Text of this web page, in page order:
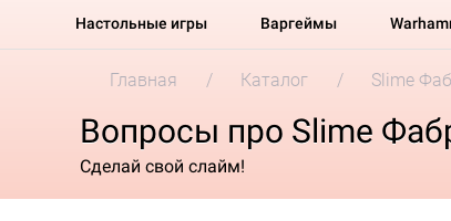
Настольные игры Варгеймы
Главная Каталог Slime
Вопросы про Slime
Сделай свой слайм!